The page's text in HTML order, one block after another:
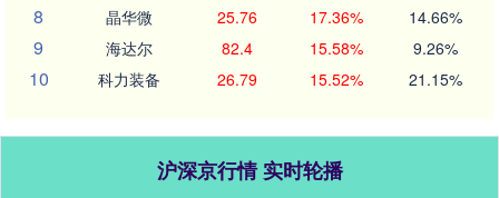
8 晶华微 25.76 17.36% 14.66%
9 海达尔 82.4 15.58% 9.26%
10 科力装备 26.79 15.52% 21.15%
沪深京行情 实时轮播